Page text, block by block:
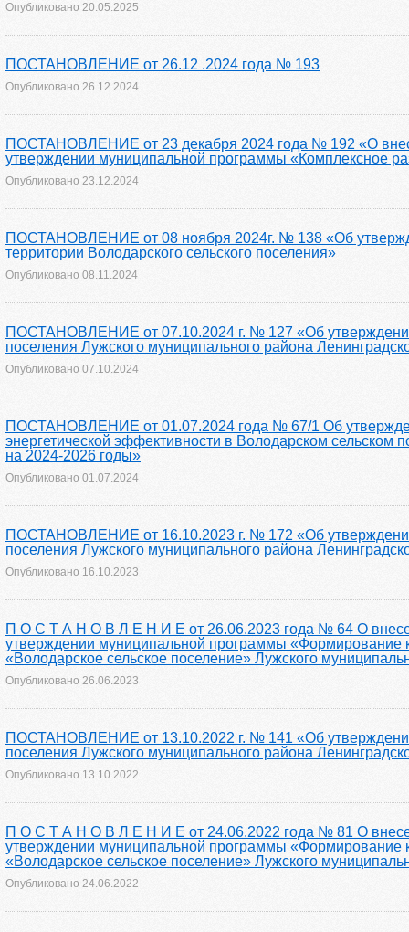
Опубликовано 20.05.2025
ПОСТАНОВЛЕНИЕ от 26.12 .2024 года № 193
Опубликовано 26.12.2024
ПОСТАНОВЛЕНИЕ от 23 декабря 2024 года № 192 «О
утверждении муниципальной программы «Комплексное
Опубликовано 23.12.2024
ПОСТАНОВЛЕНИЕ от 08 ноября 2024г. № 138 «Об
территории Володарского сельского поселения»
Опубликовано 08.11.2024
ПОСТАНОВЛЕНИЕ от 07.10.2024 г. № 127 «Об
поселения Лужского муниципального района
Опубликовано 07.10.2024
ПОСТАНОВЛЕНИЕ от 01.07.2024 года № 67/1 Об
энергетической эффективности в Володарском сельском
на 2024-2026 годы»
Опубликовано 01.07.2024
ПОСТАНОВЛЕНИЕ от 16.10.2023 г. № 172 «Об
поселения Лужского муниципального района
Опубликовано 16.10.2023
П О С Т А Н О В Л Е Н И Е от 26.06.2023 года № 64 О
утверждении муниципальной программы «Формирование
«Володарское сельское поселение» Лужского
Опубликовано 26.06.2023
ПОСТАНОВЛЕНИЕ от 13.10.2022 г. № 141 «Об
поселения Лужского муниципального района
Опубликовано 13.10.2022
П О С Т А Н О В Л Е Н И Е от 24.06.2022 года № 81 О
утверждении муниципальной программы «Формирование
«Володарское сельское поселение» Лужского
Опубликовано 24.06.2022